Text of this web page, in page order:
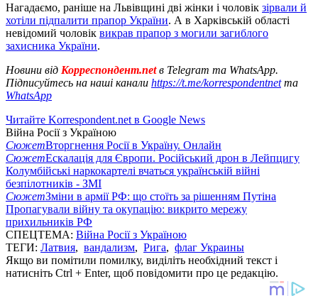
Нагадаємо, раніше на Львівщині дві жінки і чоловік зірвали й
хотіли підпалити прапор України. А в Харківській області
невідомий чоловік викрав прапор з могили загиблого
захисника України.
Новини від Корреспондент.netв Telegram та WhatsApp.
Підписуйтесь на наші канали https://t.me/korrespondentnetта
WhatsApp
Читайте Korrespondent.net в Google News
Війна Росії з Україною
СюжетВторгнення Росії в Україну. Онлайн
СюжетЕскалація для Європи. Російський дрон в Лейпцигу
Колумбійські наркокартелі вчаться українській війні
безпілотників - ЗМІ
СюжетЗміни в армії РФ: що стоїть за рішенням Путіна
Пропагували війну та окупацію: викрито мережу
прихильників РФ
СПЕЦТЕМА: Війна Росії з Україною
ТЕГИ: Латвия, вандализм, Рига, флаг Украины
Якщо ви помітили помилку, виділіть необхідний текст і
натисніть Ctrl + Enter, щоб повідомити про це редакцію.